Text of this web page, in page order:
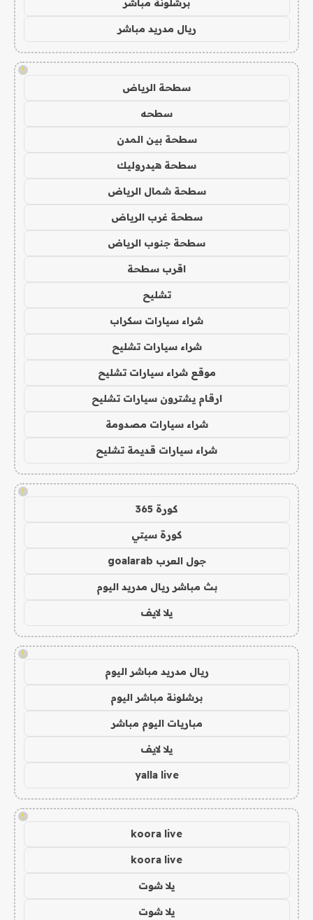
برشلونة مباشر
ريال مدريد مباشر
!
سطحة الرياض
سطحه
سطحة بين المدن
سطحة هيدروليك
سطحة شمال الرياض
سطحة غرب الرياض
سطحة جنوب الرياض
اقرب سطحة
تشليح
شراء سيارات سكراب
شراء سيارات تشليح
موقع شراء سيارات تشليح
ارقام يشترون سيارات تشليح
شراء سيارات مصدومة
شراء سيارات قديمة تشليح
!
كورة 365
كورة سيتي
جول العرب goalarab
بث مباشر ريال مدريد اليوم
يلا لايف
!
ريال مدريد مباشر اليوم
برشلونة مباشر اليوم
مباريات اليوم مباشر
يلا لايف
yalla live
!
koora live
koora live
يلا شوت
يلا شوت